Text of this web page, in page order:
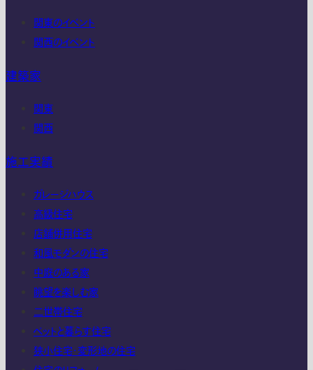
関東のイベント
関西のイベント
建築家
関東
関西
施工実績
ガレージハウス
高級住宅
店舗併用住宅
和風モダンの住宅
中庭のある家
眺望を楽しむ家
二世帯住宅
ペットと暮らす住宅
狭小住宅・変形地の住宅